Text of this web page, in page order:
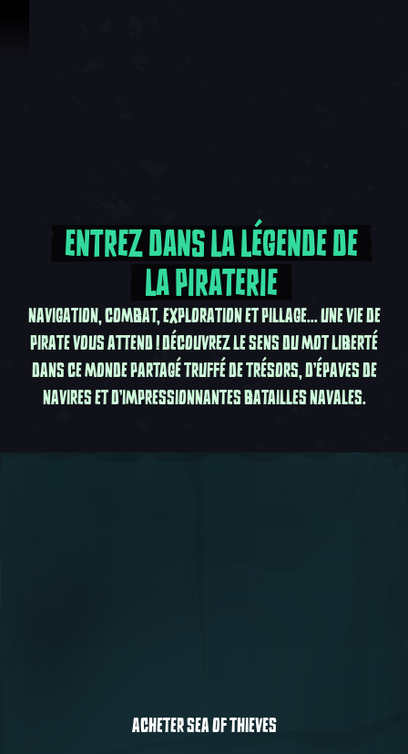
ENTREZ DANS LA LÉGENDE DE
LA PIRATERIE
NAVIGATION, COMBAT, EXPLORATION ET PILLAGE... UNE VIE DE
PIRATE VOUS ATTEND ! DÉCOUVREZ LE SENS DU MOT LIBERTÉ
DANS CE MONDE PARTAGÉ TRUFFÉ DE TRÉSORS, D'ÉPAVES DE
NAVIRES ET D'IMPRESSIONNANTES BATAILLES NAVALES.
ACHETER SEA OF THIEVES